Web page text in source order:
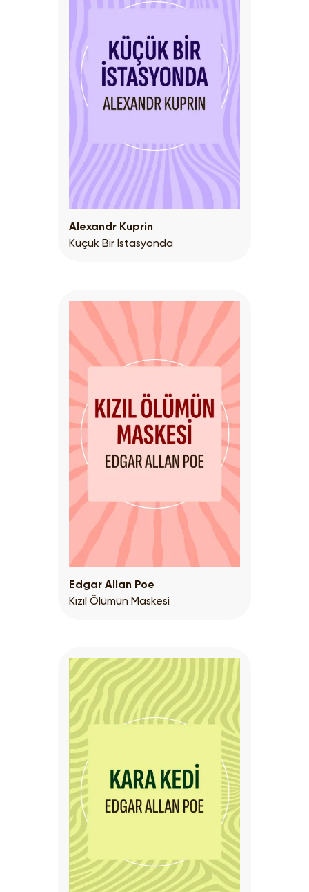
Alexandr Kuprin
Küçük Bir İstasyonda
Edgar Allan Poe
Kızıl Ölümün Maskesi